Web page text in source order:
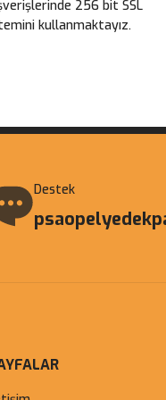
256 bit SSL
kullanmaktayız.
Destek